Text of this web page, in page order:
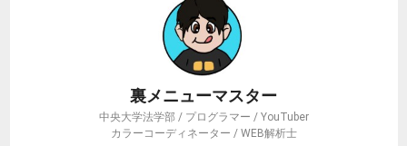
裏メニューマスター
中央大学法学部 / プログラマー / YouTuber
カラーコーディネーター / WEB解析士